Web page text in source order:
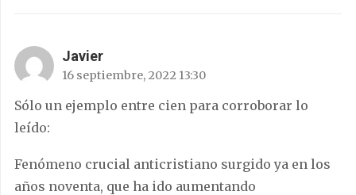
Javier
16 septiembre, 2022 13:30
Sólo un ejemplo entre cien para corroborar lo
leído:
Fenómeno crucial anticristiano surgido ya en los
años noventa, que ha ido aumentando